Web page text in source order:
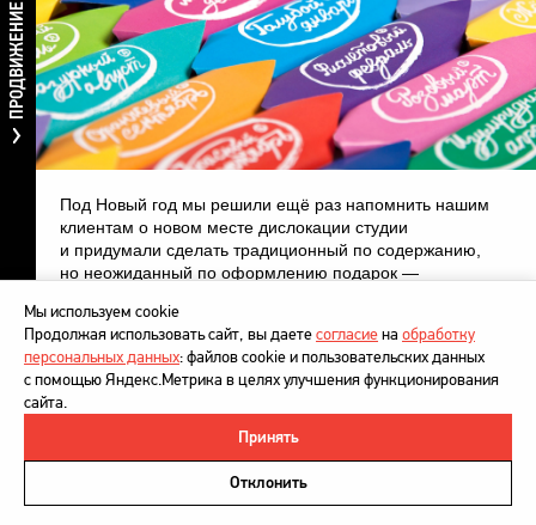
ПРОДВИЖЕНИЕ
Под Новый год мы решили ещё раз напомнить нашим
клиентам о новом месте дислокации студии
и придумали сделать традиционный по содержанию,
но неожиданный по оформлению подарок —
календаря.
Политика в отношении обработки персональных данных
Напишите нам
Мы используем cookie
Продолжая использовать сайт, вы даетесогласиена обработку
персональных данных: файлов cookie и пользовательских данных
с помощью Яндекс.Метрика в целях улучшения функционирования
сайта.
Принять
Отклонить